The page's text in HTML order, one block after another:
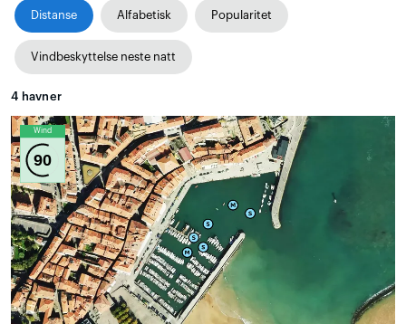
Distanse Alfabetisk Popularitet
Vindbeskyttelse neste natt
4 havner
Wind
90